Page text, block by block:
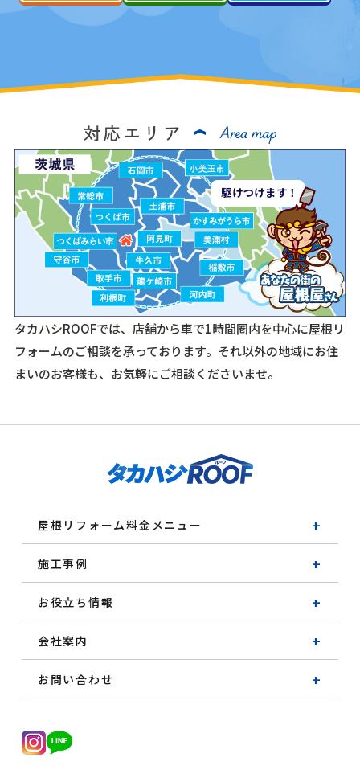
駆けつけます！
タカハシROOFでは、店舗から車で1時間圏内を中心に屋根リ
フォームのご相談を承っております。 それ以外の地域にお住
まいのお客様も、お気軽にご相談くださいませ。
屋根リフォーム料金メニュー
施工事例
お役立ち情報
会社案内
お問い合わせ